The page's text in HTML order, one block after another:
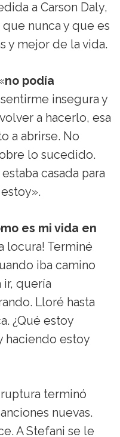
a Carson Daly,
nunca y que es
y mejor de la vida.
no podía
insegura y
a hacerlo, esa
a abrirse. No
lo sucedido.
casada para
es mi vida en
locura! Terminé
iba camino
quería
Lloré hasta
¿Qué estoy
haciendo estoy
terminó
nuevas.
A Stefani se le